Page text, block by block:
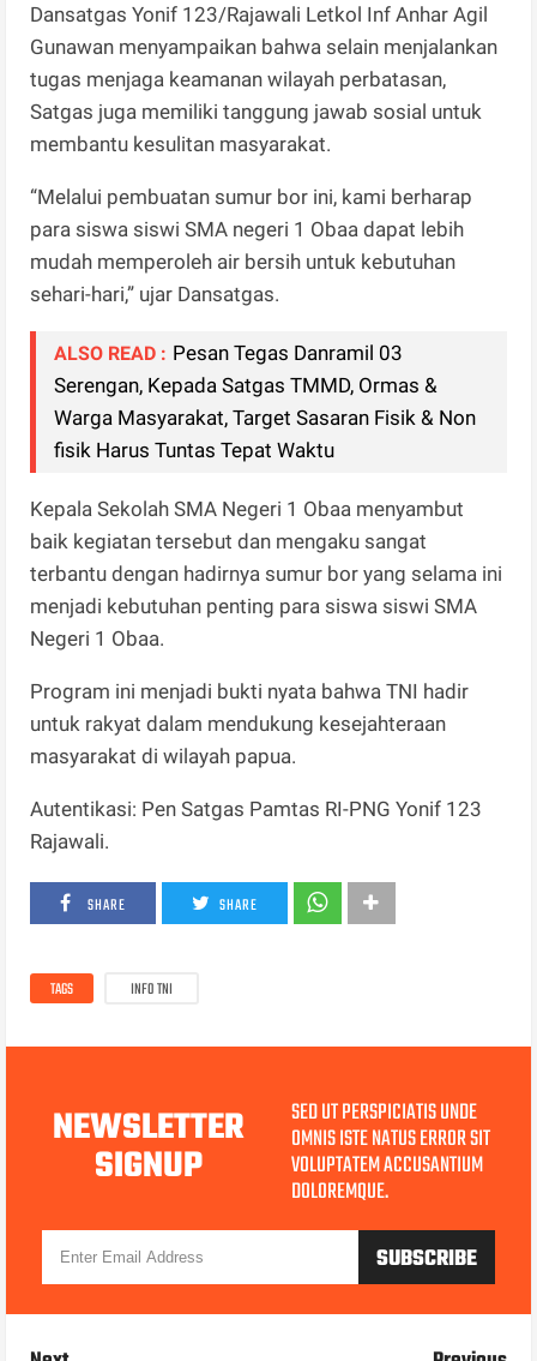
Dansatgas Yonif 123/Rajawali Letkol Inf Anhar Agil
Gunawan menyampaikan bahwa selain menjalankan
tugas menjaga keamanan wilayah perbatasan,
Satgas juga memiliki tanggung jawab sosial untuk
membantu kesulitan masyarakat.
“Melalui pembuatan sumur bor ini, kami berharap
para siswa siswi SMA negeri 1 Obaa dapat lebih
mudah memperoleh air bersih untuk kebutuhan
sehari-hari,” ujar Dansatgas.
ALSO READ : Pesan Tegas Danramil 03
Serengan, Kepada Satgas TMMD, Ormas &
Warga Masyarakat, Target Sasaran Fisik & Non
fisik Harus Tuntas Tepat Waktu
Kepala Sekolah SMA Negeri 1 Obaa menyambut
baik kegiatan tersebut dan mengaku sangat
terbantu dengan hadirnya sumur bor yang selama ini
menjadi kebutuhan penting para siswa siswi SMA
Negeri 1 Obaa.
Program ini menjadi bukti nyata bahwa TNI hadir
untuk rakyat dalam mendukung kesejahteraan
masyarakat di wilayah papua.
Autentikasi: Pen Satgas Pamtas RI-PNG Yonif 123
Rajawali.
SHARE SHARE
TAGS INFO TNI
NEWSLETTER
SIGNUP
SED UT PERSPICIATIS UNDE
OMNIS ISTE NATUS ERROR SIT
VOLUPTATEM ACCUSANTIUM
DOLOREMQUE.